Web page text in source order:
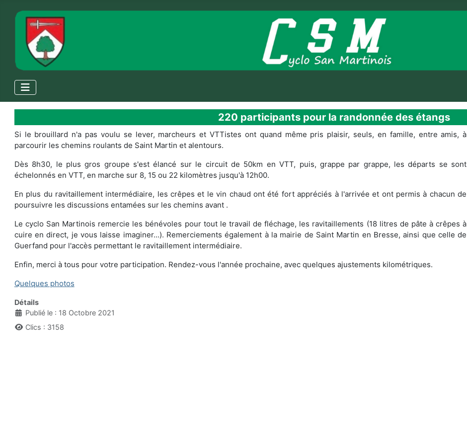
220 participants pour la randonnée des étangs
Si le brouillard n'a pas voulu se lever, marcheurs et VTTistes ont quand même pris plaisir, seuls, en famille, entre amis, à
parcourir les chemins roulants de Saint Martin et alentours.
Dès 8h30, le plus gros groupe s'est élancé sur le circuit de 50km en VTT, puis, grappe par grappe, les départs se sont
échelonnés en VTT, en marche sur 8, 15 ou 22 kilomètres jusqu'à 12h00.
En plus du ravitaillement intermédiaire, les crêpes et le vin chaud ont été fort appréciés à l'arrivée et ont permis à chacun de
poursuivre les discussions entamées sur les chemins avant .
Le cyclo San Martinois remercie les bénévoles pour tout le travail de fléchage, les ravitaillements (18 litres de pâte à crêpes à
cuire en direct, je vous laisse imaginer...). Remerciements également à la mairie de Saint Martin en Bresse, ainsi que celle de
Guerfand pour l'accès permettant le ravitaillement intermédiaire.
Enfin, merci à tous pour votre participation. Rendez-vous l'année prochaine, avec quelques ajustements kilométriques.
Quelques photos
Détails
Publié le : 18 Octobre 2021
Clics : 3158